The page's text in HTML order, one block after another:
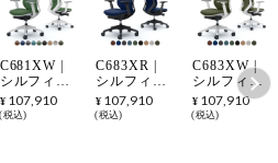
C681XW |
シルフィー
ローバック
背メッシュ
¥ 107,910
税込
C683XR |
シルフィー
ローバック
背クッショ
¥ 107,910
税込
C683XW |
シルフィー
ローバック
背クッショ
¥ 107,910
税込